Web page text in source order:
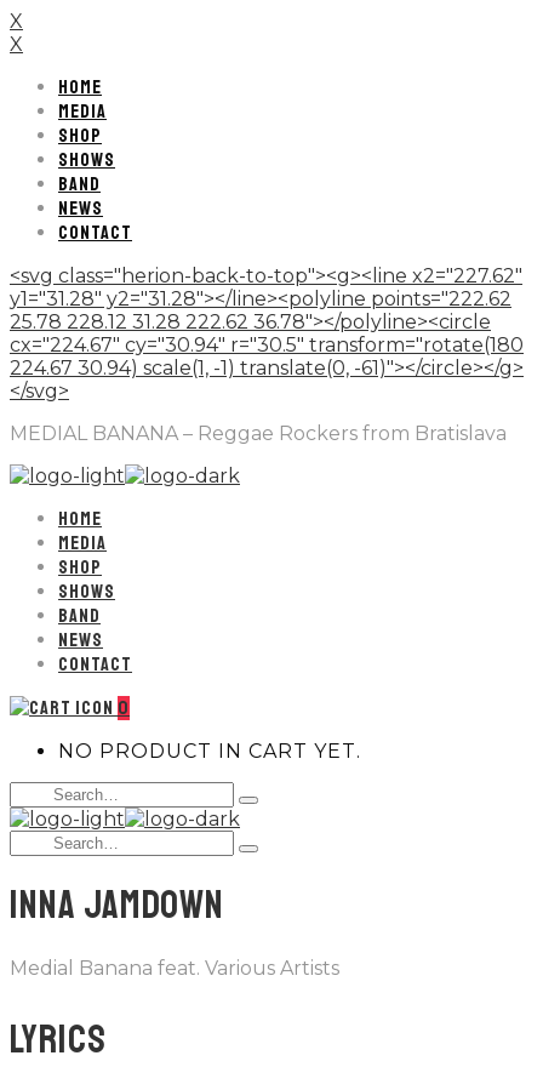
X
X
HOME
MEDIA
SHOP
SHOWS
BAND
NEWS
CONTACT
<svg class="herion-back-to-top"><g><line x2="227.62"
y1="31.28" y2="31.28"></line><polyline points="222.62
25.78 228.12 31.28 222.62 36.78"></polyline><circle
cx="224.67" cy="30.94" r="30.5" transform="rotate(180
224.67 30.94) scale(1, -1) translate(0, -61)"></circle></g>
</svg>
MEDIAL BANANA – Reggae Rockers from Bratislava
HOME
MEDIA
SHOP
SHOWS
BAND
NEWS
CONTACT
0
NO PRODUCT IN CART YET.
Search
for:
Type
hit
Search
for:
Type
INNA JAMDOWN
Medial Banana feat. Various Artists
Lyrics